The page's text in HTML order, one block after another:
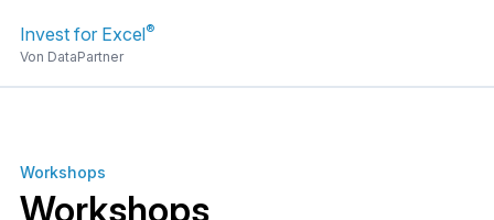
Invest for Excel®
Von DataPartner
Workshops
Workshops